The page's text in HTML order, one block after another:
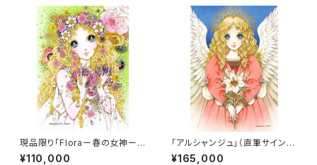
現品限り「Floraー春の女神ー」
（直筆サイン入り）
¥110,000
「アルシャンジュ」（直筆サイン入
り）
¥165,000